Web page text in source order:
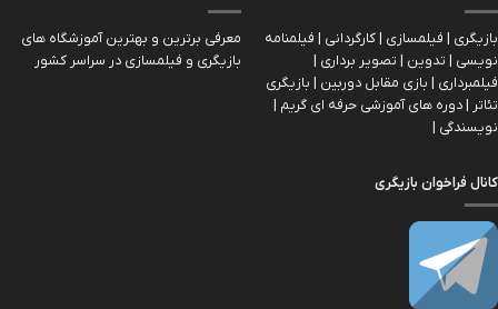
بازیگری | فیلمسازی | کارگردانی | فیلمنامه
نویسی | تدوین | تصویر برداری |
فیلمبرداری | بازی مقابل دوربین | بازیگري
تئاتر | دوره های آموزشی حرفه ای گریم |
نویسندگی |
معرفی برترین و بهترین آموزشگاه های
بازیگری و فیلمسازی در سراسر کشور
کانال فراخوان بازیگری